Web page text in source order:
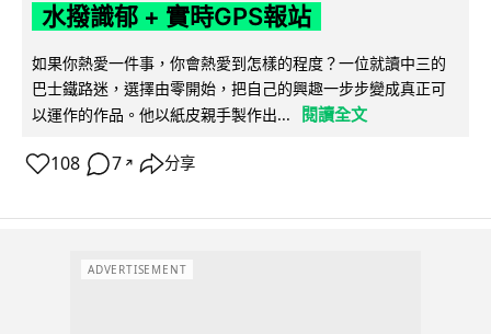
水撥識郁 + 實時GPS報站
如果你熱愛一件事，你會熱愛到怎樣的程度？一位就讀中三的
巴士鐵路迷，選擇由零開始，把自己的興趣一步步變成真正可
以運作的作品。他以紙皮親手製作出...
閱讀全文
108 7 ↗ 分享
ADVERTISEMENT